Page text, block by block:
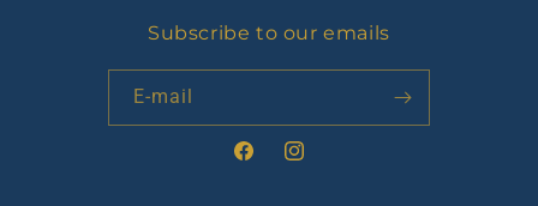
Subscribe to our emails
E-mail
FacebookInstagram